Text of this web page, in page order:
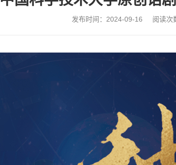
发布时间：2024-09-16 阅读次